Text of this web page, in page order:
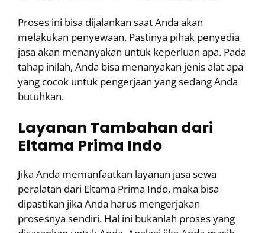
Proses ini bisa dijalankan saat Anda akan
melakukan penyewaan. Pastinya pihak penyedia
jasa akan menanyakan untuk keperluan apa. Pada
tahap inilah, Anda bisa menanyakan jenis alat apa
yang cocok untuk pengerjaan yang sedang Anda
butuhkan.
Layanan Tambahan dari
Eltama Prima Indo
Jika Anda memanfaatkan layanan jasa sewa
peralatan dari Eltama Prima Indo, maka bisa
dipastikan jika Anda harus mengerjakan
prosesnya sendiri. Hal ini bukanlah proses yang